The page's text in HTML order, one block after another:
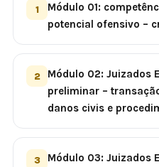
1
Módulo 01:
potencial ofensivo –
2
Módulo 02: Juizados
preliminar –
danos civis e
3 Módulo 03: Juizados